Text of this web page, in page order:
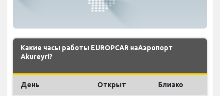
Какие часы работы EUROPCAR наАэропорт
Akureyri?
День Открыт Близко